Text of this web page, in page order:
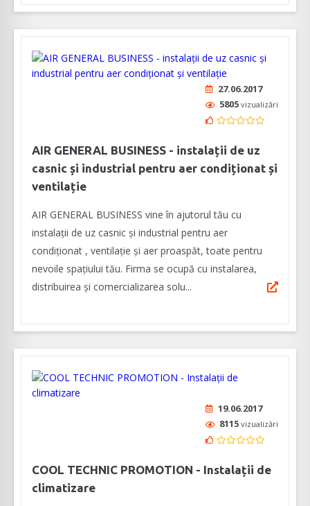
27.06.2017
5805 vizualizări
AIR GENERAL BUSINESS - instalații de uz
casnic și industrial pentru aer condiționat și
ventilație
AIR GENERAL BUSINESS vine în ajutorul tău cu
instalații de uz casnic și industrial pentru aer
condiționat , ventilație și aer proaspăt, toate pentru
nevoile spațiului tău. Firma se ocupă cu instalarea,
distribuirea și comercializarea solu...
19.06.2017
8115 vizualizări
COOL TECHNIC PROMOTION - Instalații de
climatizare